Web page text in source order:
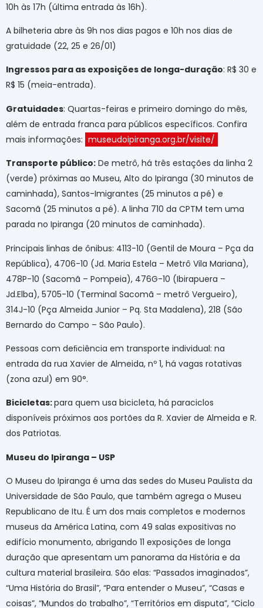
10h às 17h (última entrada às 16h).
A bilheteria abre às 9h nos dias pagos e 10h nos dias de
gratuidade (22, 25 e 26/01)
Ingressos para as exposições de longa-duração: R$ 30 e
R$ 15 (meia-entrada).
Gratuidades: Quartas-feiras e primeiro domingo do mês,
além de entrada franca para públicos específicos. Confira
mais informações: museudoipiranga.org.br/visite/
Transporte público: De metrô, há três estações da linha 2
(verde) próximas ao Museu, Alto do Ipiranga (30 minutos de
caminhada), Santos-Imigrantes (25 minutos a pé) e
Sacomã (25 minutos a pé). A linha 710 da CPTM tem uma
parada no Ipiranga (20 minutos de caminhada).
Principais linhas de ônibus: 4113-10 (Gentil de Moura – Pça da
República), 4706-10 (Jd. Maria Estela – Metrô Vila Mariana),
478P-10 (Sacomã – Pompeia), 476G-10 (Ibirapuera –
Jd.Elba), 5705-10 (Terminal Sacomã – metrô Vergueiro),
314J-10 (Pça Almeida Junior – Pq. Sta Madalena), 218 (São
Bernardo do Campo – São Paulo).
Pessoas com deﬁciência em transporte individual: na
entrada da rua Xavier de Almeida, nº 1, há vagas rotativas
(zona azul) em 90°.
Bicicletas:para quem usa bicicleta, há paraciclos
disponíveis próximos aos portões da R. Xavier de Almeida e R.
dos Patriotas.
Museu do Ipiranga – USP
O Museu do Ipiranga é uma das sedes do Museu Paulista da
Universidade de São Paulo, que também agrega o Museu
Republicano de Itu. É um dos mais completos e modernos
museus da América Latina, com 49 salas expositivas no
edifício monumento, abrigando 11 exposições de longa
duração que apresentam um panorama da História e da
cultura material brasileira. São elas: “Passados imaginados”,
“Uma História do Brasil”, “Para entender o Museu”, “Casas e
coisas”, “Mundos do trabalho”, “Territórios em disputa”, “Ciclo